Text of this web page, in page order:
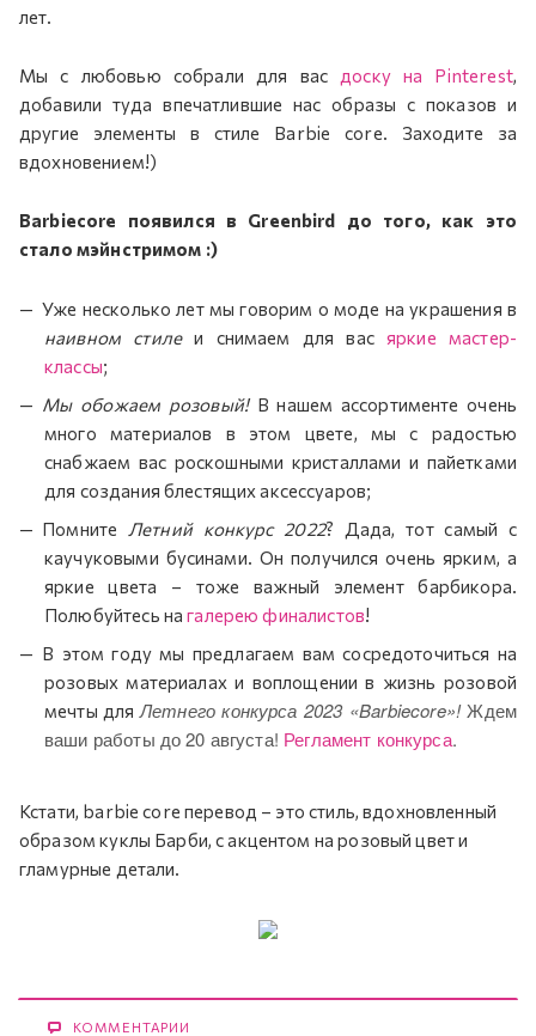
лет.
Мы с любовью собрали для вас доску на Pinterest,
добавили туда впечатлившие нас образы с показов и
другие элементы в стиле Barbie core. Заходите за
вдохновением!)
Barbiecore появился в Greenbird до того, как это
стало мэйнстримом :)
Уже несколько лет мы говорим о моде на украшения в
наивном стилеи снимаем для васяркие мастер-
классы;
Мы обожаем розовый!В нашем ассортименте очень
много материалов в этом цвете, мы с радостью
снабжаем вас роскошными кристаллами и пайетками
для создания блестящих аксессуаров;
Помните Летний конкурс 2022? Дада, тот самый с
каучуковыми бусинами. Он получился очень ярким, а
яркие цвета – тоже важный элемент барбикора.
Полюбуйтесь нагалерею финалистов!
В этом году мы предлагаем вам сосредоточиться на
розовых материалах и воплощении в жизнь розовой
мечты для Летнего конкурса 2023 «Barbiecore»!Ждем
ваши работы до 20 августа! Регламент конкурса.
Кстати, barbie core перевод – это стиль, вдохновленный
образом куклы Барби, с акцентом на розовый цвет и
гламурные детали.
КОММЕНТАРИИ